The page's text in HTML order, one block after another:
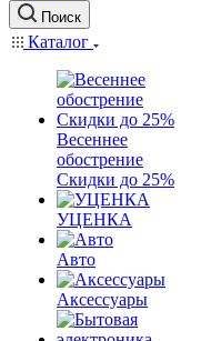
Поиск
Каталог
Весеннее
обострение
Скидки до 25%
УЦЕНКА
Авто
Аксессуары